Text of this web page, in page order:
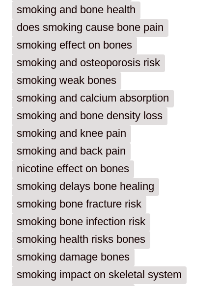
smoking and bone health
does smoking cause bone pain
smoking effect on bones
smoking and osteoporosis risk
smoking weak bones
smoking and calcium absorption
smoking and bone density loss
smoking and knee pain
smoking and back pain
nicotine effect on bones
smoking delays bone healing
smoking bone fracture risk
smoking bone infection risk
smoking health risks bones
smoking damage bones
smoking impact on skeletal system